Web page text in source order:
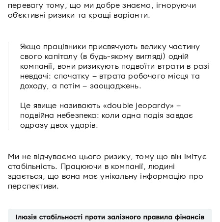
перевагу тому, що ми добре знаємо, ігноруючи
об’єктивні ризики та кращі варіанти.
Якщо працівники присвячують велику частину
свого капіталу (в будь-якому вигляді) одній
компанії, вони ризикують подвоїти втрати в разі
невдачі: спочатку – втрата робочого місця та
доходу, а потім – заощаджень.
Це явище називають «double jeopardy» –
подвійна небезпека: коли одна подія завдає
одразу двох ударів.
Ми не відчуваємо цього ризику, тому що він імітує
стабільність. Працюючи в компанії, людині
здається, що вона має унікальну інформацію про
перспективи.